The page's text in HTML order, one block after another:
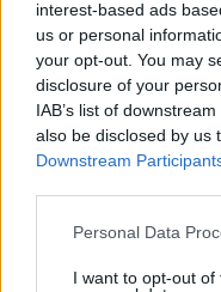
interest-based ads
us or personal
your opt-out. You may
disclosure of your
IAB’s list of
also be disclosed by us
Downstream
Please note that this
not limited to your visit
Personal Data
I want to opt-out
— Volodymyr
Зеленський
2024
Μια από τις